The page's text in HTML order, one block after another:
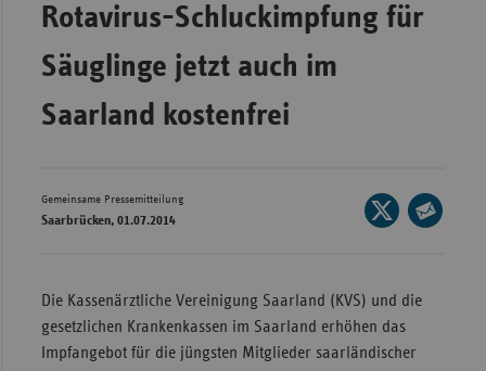
Rotavirus-Schluckimpfung für
Säuglinge jetzt auch im
Saarland kostenfrei
Gemeinsame Pressemitteilung
Saarbrücken, 01.07.2014
Seite
auf
Die Kassenärztliche Vereinigung Saarland (KVS) und die
gesetzlichen Krankenkassen im Saarland erhöhen das
Impfangebot für die jüngsten Mitglieder saarländischer